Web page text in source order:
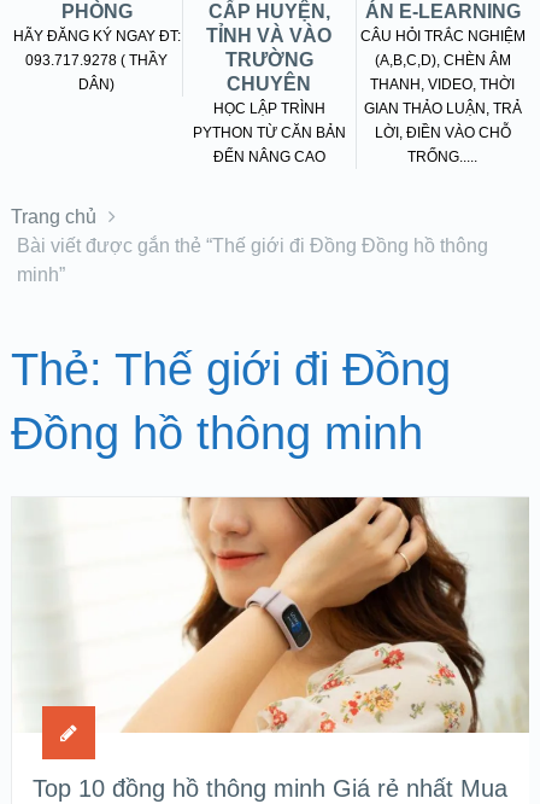
PHÒNG
HÃY ĐĂNG KÝ NGAY ĐT:
093.717.9278 ( THẦY
DÂN)
CẤP HUYỆN,
TỈNH VÀ VÀO
TRƯỜNG
CHUYÊN
HỌC LẬP TRÌNH
PYTHON TỪ CĂN BẢN
ĐẾN NÂNG CAO
ÁN E-LEARNING
CÂU HỎI TRẮC NGHIỆM
(A,B,C,D), CHÈN ÂM
THANH, VIDEO, THỜI
GIAN THẢO LUẬN, TRẢ
LỜI, ĐIỀN VÀO CHỖ
TRỐNG.....
Trang chủ
Bài viết được gắn thẻ “Thế giới đi Đồng Đồng hồ thông
minh”
Thẻ: Thế giới đi Đồng
Đồng hồ thông minh
Top 10 đồng hồ thông minh Giá rẻ nhất Mua